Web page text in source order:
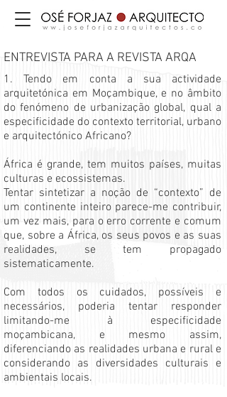
ENTREVISTA PARA A REVISTA ARQA
1. Tendo em conta a sua actividade
arquitetónica em Moçambique, e no âmbito
do fenómeno de urbanização global, qual a
especificidade do contexto territorial, urbano
e arquitectónico Africano?
África é grande, tem muitos países, muitas
culturas e ecossistemas.
Tentar sintetizar a noção de “contexto” de
um continente inteiro parece-me contribuir,
um vez mais, para o erro corrente e comum
que, sobre a África, os seus povos e as suas
realidades, se tem propagado
sistematicamente.
Com todos os cuidados, possíveis e
necessários, poderia tentar responder
limitando-me à especificidade
moçambicana, e mesmo assim,
diferenciando as realidades urbana e rural e
considerando as diversidades culturais e
ambientais locais.